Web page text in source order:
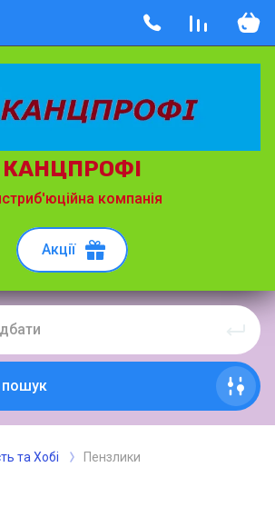
КАНЦПРОФІ
компанія
Акції
та Хобі Пензлики